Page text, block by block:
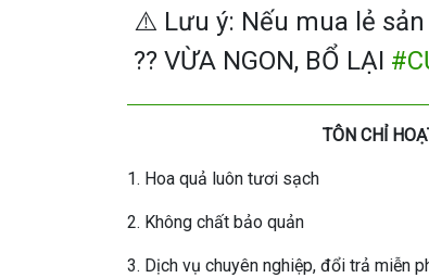
⚠️ Lưu ý: Nếu mua lẻ
?? VỪA NGON, BỔ LẠI #
TÔN CHỈ
1. Hoa quả luôn tươi sạch
2. Không chất bảo quản
3. Dịch vụ chuyên nghiệp, đổi trả miễn